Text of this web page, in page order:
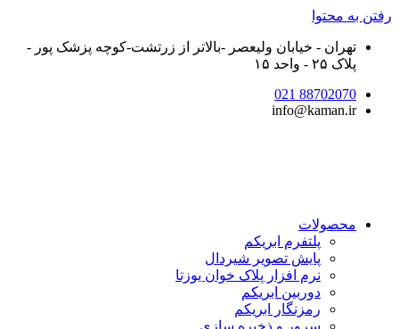
رفتن به محتوا
تهران - خیابان ولیعصر -بالاتر از زرتشت-کوچه پزشک پور -
پلاک ۲۵ - واحد ۱۵
88702070 021
info@kaman.ir
محصولات
پلتفرم ابریکم
پایش تصویر شیردال
نرم افزار پلاک خوان یوزتا
دوربین ابریکم
رمزنگار ابریکم
سرور و ذخیره سازی